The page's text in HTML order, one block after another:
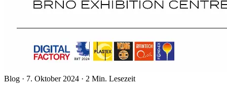
Blog · 7. Oktober 2024 · 2 Min. Lesezeit